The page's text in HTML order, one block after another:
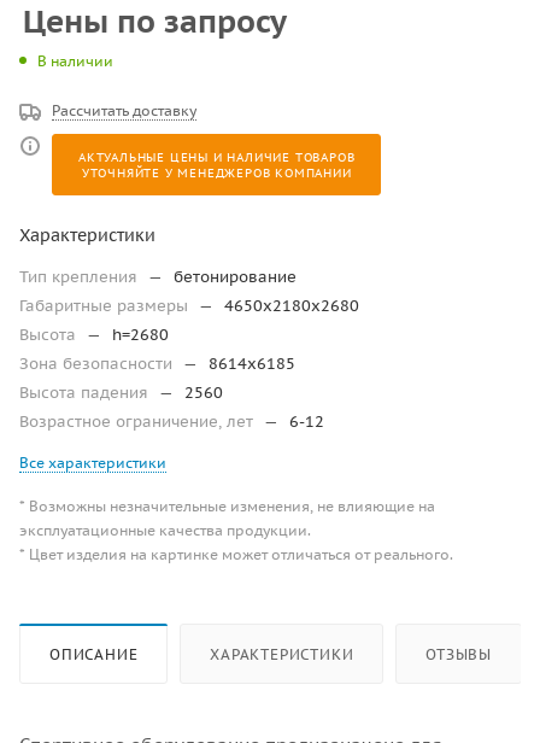
Цены по запросу
В наличии
Рассчитать доставку
АКТУАЛЬНЫЕ ЦЕНЫ И НАЛИЧИЕ ТОВАРОВ
УТОЧНЯЙТЕ У МЕНЕДЖЕРОВ КОМПАНИИ
Характеристики
Тип крепления —
бетонирование
Габаритные размеры
—
4650x2180x2680
Высота
—
h=2680
Зона безопасности
—
8614х6185
Высота падения
—
2560
Возрастное ограничение, лет — 6-12
Все характеристики
* Возможны незначительные изменения, не влияющие на
эксплуатационные качества продукции.
* Цвет изделия на картинке может отличаться от реального.
ОПИСАНИЕ ХАРАКТЕРИСТИКИ ОТЗЫВЫ